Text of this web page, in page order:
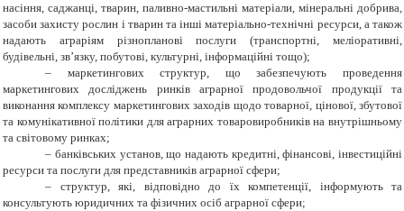
насіння, саджанці, тварин, паливно-мастильні матеріали, мінеральні добрива,
засоби захисту рослин і тварин та інші матеріально-технічні ресурси, а також
надають аграріям різнопланові послуги (транспортні, меліоративні,
будівельні, зв’язку, побутові, культурні, інформаційні тощо);
– маркетингових структур, що забезпечують проведення
маркетингових досліджень ринків аграрної продовольчої продукції та
виконання комплексу маркетингових заходів щодо товарної, цінової, збутової
та комунікативної політики для аграрних товаровиробників на внутрішньому
та світовому ринках;
– банківських установ, що надають кредитні, фінансові, інвестиційні
ресурси та послуги для представників аграрної сфери;
– структур, які, відповідно до їх компетенції, інформують та
консультують юридичних та фізичних осіб аграрної сфери;